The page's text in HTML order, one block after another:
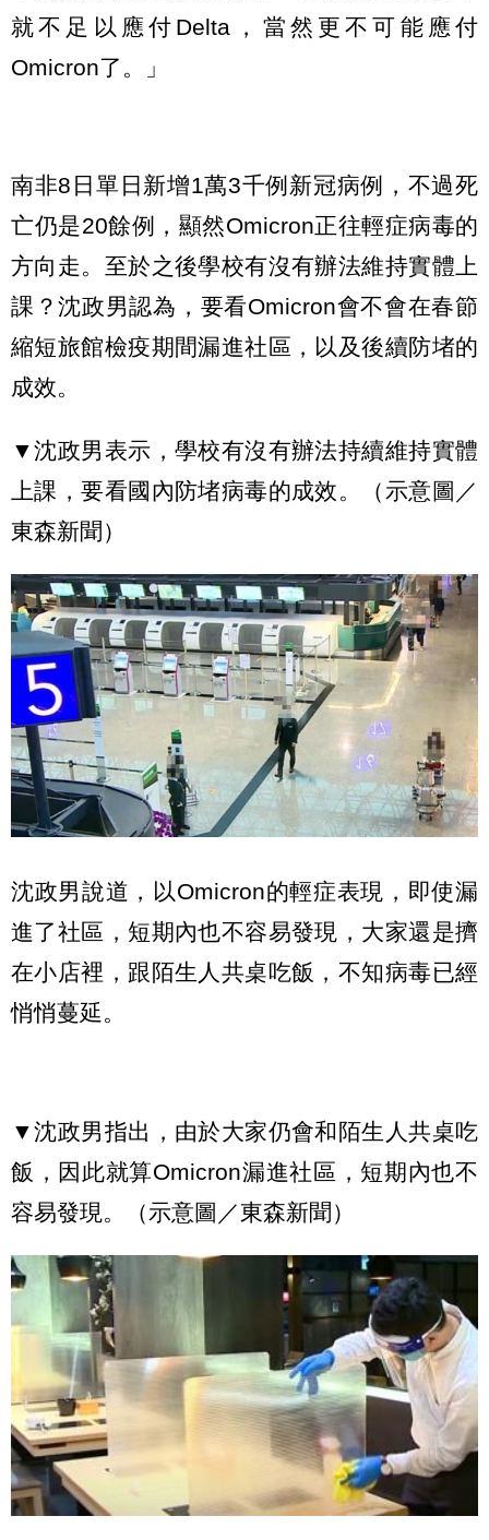
就不足以應付Delta，當然更不可能應付
Omicron了。」
南非8日單日新增1萬3千例新冠病例，不過死
亡仍是20餘例，顯然Omicron正往輕症病毒的
方向走。至於之後學校有沒有辦法維持實體上
課？沈政男認為，要看Omicron會不會在春節
縮短旅館檢疫期間漏進社區，以及後續防堵的
成效。
▼沈政男表示，學校有沒有辦法持續維持實體
上課，要看國內防堵病毒的成效。（示意圖／
東森新聞）
沈政男說道，以Omicron的輕症表現，即使漏
進了社區，短期內也不容易發現，大家還是擠
在小店裡，跟陌生人共桌吃飯，不知病毒已經
悄悄蔓延。
▼沈政男指出，由於大家仍會和陌生人共桌吃
飯，因此就算Omicron漏進社區，短期內也不
容易發現。（示意圖／東森新聞）